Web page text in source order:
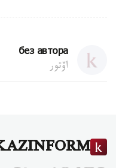
без автора
اۆتور